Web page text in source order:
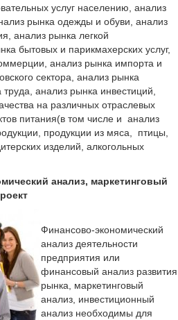
услуг населению, анализ
рынка одежды и обуви, анализ
анализ рынка легкой
бытовых и парикмахерских услуг,
анализ рынка импорта и
сектора, анализ рынка
анализ рынка инвестиций,
на различных отраслевых
питания(в том числе и анализ
продукции из мяса, птицы,
изделий, алкогольных
анализ, маркетинговый
Финансово-экономический
анализ деятельности
предприятия или
финансовый анализ развития
рынка, маркетинговый
анализ, инвестиционный
анализ необходимы для